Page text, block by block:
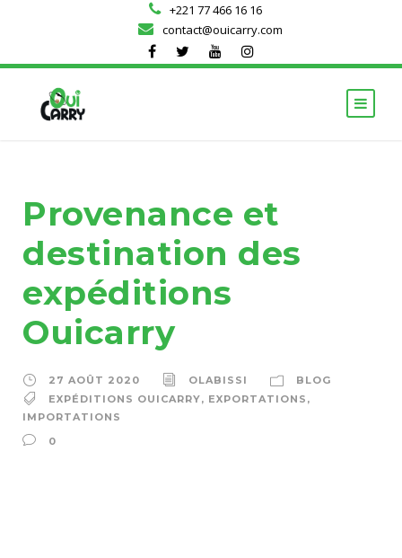
+221 77 466 16 16
contact@ouicarry.com
Provenance et
destination des
expéditions
Ouicarry
27 AOÛT 2020 OLABISSI
BLOG
EXPÉDITIONS OUICARRY, EXPORTATIONS ,
IMPORTATIONS
0